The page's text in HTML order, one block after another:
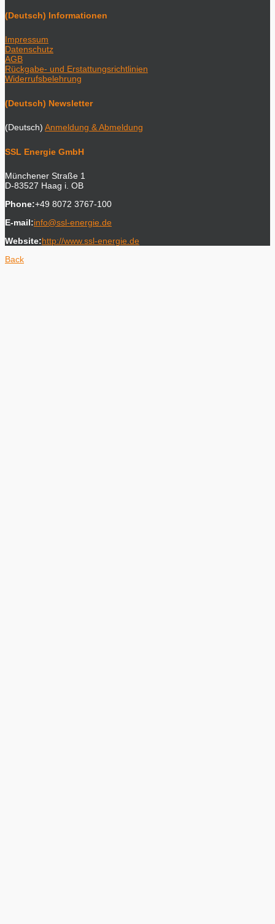
(Deutsch) Informationen
Impressum
Datenschutz
AGB
Rückgabe- und Erstattungsrichtlinien
Widerrufsbelehrung
(Deutsch) Newsletter
(Deutsch) Anmeldung & Abmeldung
SSL Energie GmbH
Münchener Straße 1
D-83527 Haag i. OB
Phone:+49 8072 3767-100
E-mail:info@ssl-energie.de
Website:http://www.ssl-energie.de
Back